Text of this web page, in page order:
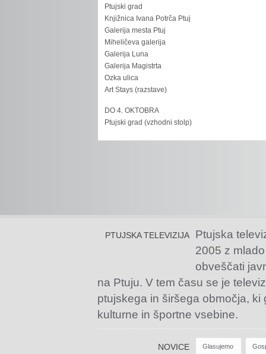
Ptujski grad
Knjižnica Ivana Potrča Ptuj
Galerija mesta Ptuj
Miheličeva galerija
Galerija Luna
Galerija Magistrta
Ozka ulica
Art Stays (razstave)
DO 4. OKTOBRA
Ptujski grad (vzhodni stolp)
PTUJSKA TELEVIZIJA
Ptujska
2005 z
obveščati
na Ptuju. V tem času se je
ptujskega in širšega območja,
kulturne in športne vsebine.
NOVICE Glasujemo